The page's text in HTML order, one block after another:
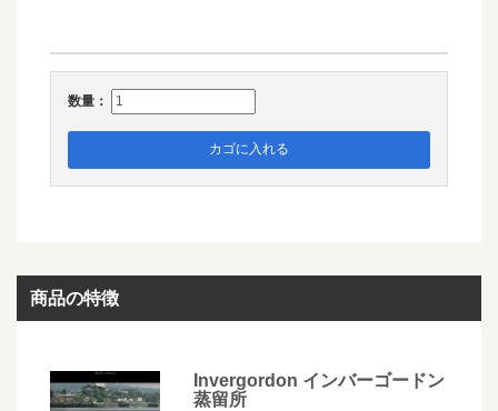
数量：
カゴに入れる
商品の特徴
Invergordon インバーゴードン
蒸留所